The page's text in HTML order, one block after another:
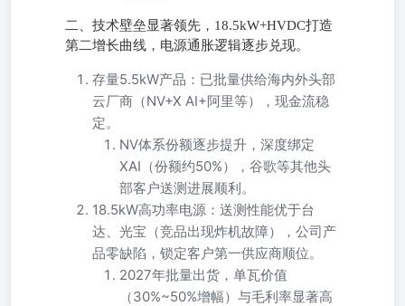
二、技术壁垒显著领先，18.5kW+HVDC打造
第二增长曲线，电源通胀逻辑逐步兑现。
存量5.5kW产品：已批量供给海内外头部
云厂商（NV+X AI+阿里等），现金流稳
定。
NV体系份额逐步提升，深度绑定
XAI（份额约50%），谷歌等其他头
部客户送测进展顺利。
18.5kW高功率电源：送测性能优于台
达、光宝（竞品出现炸机故障），公司产
品零缺陷，锁定客户第一供应商顺位。
2027年批量出货，单瓦价值
（30%~50%增幅）与毛利率显著高